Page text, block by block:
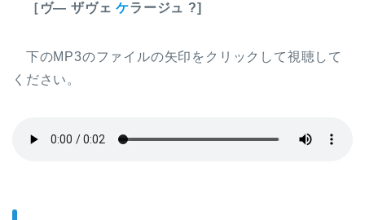
［ ヴ― ザヴェケラージュ ?]
下のMP3のファイルの矢印をクリックして視聴して
ください。